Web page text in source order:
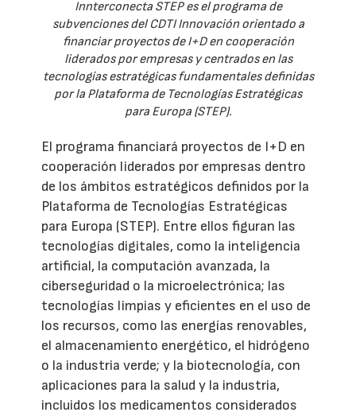
Innterconecta STEP es el programa de
subvenciones del CDTI Innovación orientado a
financiar proyectos de I+D en cooperación
liderados por empresas y centrados en las
tecnologías estratégicas fundamentales definidas
por la Plataforma de Tecnologías Estratégicas
para Europa (STEP).
El programa financiará proyectos de I+D en
cooperación liderados por empresas dentro
de los ámbitos estratégicos definidos por la
Plataforma de Tecnologías Estratégicas
para Europa (STEP). Entre ellos figuran las
tecnologías digitales, como la inteligencia
artificial, la computación avanzada, la
ciberseguridad o la microelectrónica; las
tecnologías limpias y eficientes en el uso de
los recursos, como las energías renovables,
el almacenamiento energético, el hidrógeno
o la industria verde; y la biotecnología, con
aplicaciones para la salud y la industria,
incluidos los medicamentos considerados